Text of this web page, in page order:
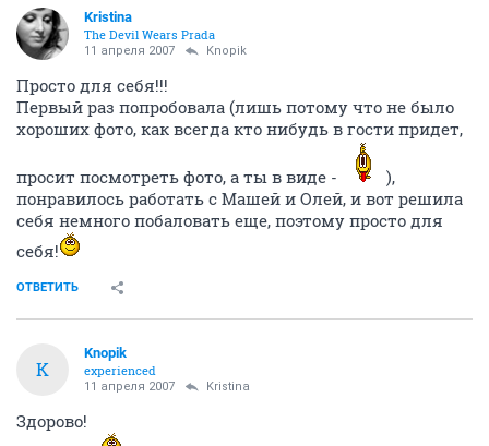
Kristina
The Devil Wears Prada
11 апреля 2007 Knopik
Просто для себя!!!
Первый раз попробовала (лишь потому что не было
хороших фото, как всегда кто нибудь в гости придет,
просит посмотреть фото, а ты в виде -
),
понравилось работать с Машей и Олей, и вот решила
себя немного побаловать еще, поэтому просто для
себя!
ОТВЕТИТЬ
K
Knopik
experienced
11 апреля 2007 Kristina
Здорово!